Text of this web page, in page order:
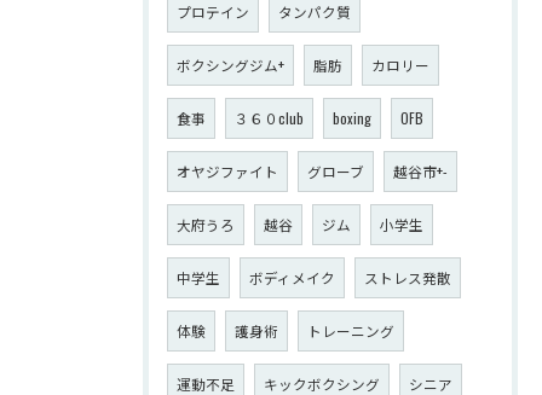
プロテイン タンパク質
ボクシングジム+ 脂肪 カロリー
食事 ３６０club boxing OFB
オヤジファイト グローブ 越谷市+-
大府うろ 越谷 ジム 小学生
中学生 ボディメイク ストレス発散
体験 護身術 トレーニング
運動不足 キックボクシング シニア